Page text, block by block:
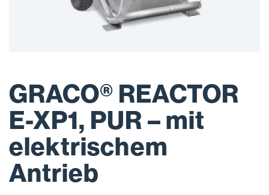
GRACO® REACTOR
E-XP1, PUR – mit
elektrischem
Antrieb